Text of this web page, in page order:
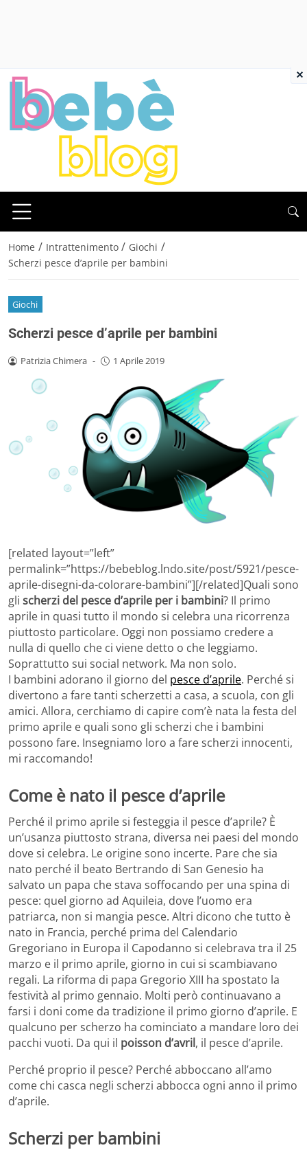
Home / Intrattenimento / Giochi /
Scherzi pesce d’aprile per bambini
Giochi
Scherzi pesce d’aprile per bambini
Patrizia Chimera - 1 Aprile 2019
[related layout=”left”
permalink=”https://bebeblog.lndo.site/post/5921/pesce-
aprile-disegni-da-colorare-bambini”][/related]Quali sono
gli scherzi del pesce d’aprile per i bambini? Il primo
aprile in quasi tutto il mondo si celebra una ricorrenza
piuttosto particolare. Oggi non possiamo credere a
nulla di quello che ci viene detto o che leggiamo.
Soprattutto sui social network. Ma non solo.
I bambini adorano il giorno del pesce d’aprile. Perché si
divertono a fare tanti scherzetti a casa, a scuola, con gli
amici. Allora, cerchiamo di capire com’è nata la festa del
primo aprile e quali sono gli scherzi che i bambini
possono fare. Insegniamo loro a fare scherzi innocenti,
mi raccomando!
Come è nato il pesce d’aprile
Perché il primo aprile si festeggia il pesce d’aprile? È
un’usanza piuttosto strana, diversa nei paesi del mondo
dove si celebra. Le origine sono incerte. Pare che sia
nato perché il beato Bertrando di San Genesio ha
salvato un papa che stava soffocando per una spina di
pesce: quel giorno ad Aquileia, dove l’uomo era
patriarca, non si mangia pesce. Altri dicono che tutto è
nato in Francia, perché prima del Calendario
Gregoriano in Europa il Capodanno si celebrava tra il 25
marzo e il primo aprile, giorno in cui si scambiavano
regali. La riforma di papa Gregorio XIII ha spostato la
festività al primo gennaio. Molti però continuavano a
farsi i doni come da tradizione il primo giorno d’aprile. E
qualcuno per scherzo ha cominciato a mandare loro dei
pacchi vuoti. Da qui il poisson d’avril, il pesce d’aprile.
Perché proprio il pesce? Perché abboccano all’amo
come chi casca negli scherzi abbocca ogni anno il primo
d’aprile.
Scherzi per bambini
×